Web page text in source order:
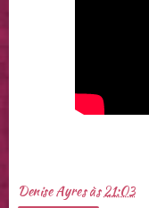
Denise Ayresàs21:03